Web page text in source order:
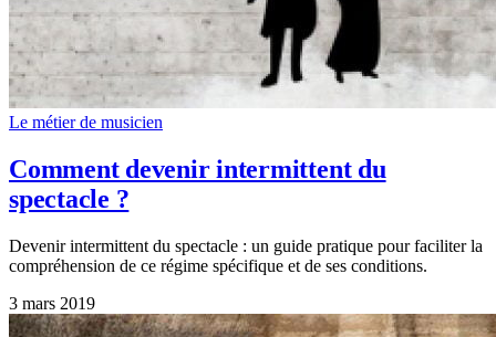
Le métier de musicien
Comment devenir intermittent du
spectacle ?
Devenir intermittent du spectacle : un guide pratique pour faciliter la
compréhension de ce régime spécifique et de ses conditions.
3 mars 2019